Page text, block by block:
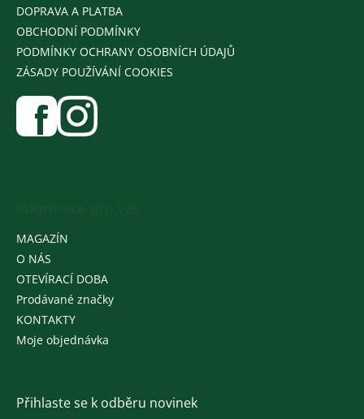
DOPRAVA A PLATBA
OBCHODNÍ PODMÍNKY
PODMÍNKY OCHRANY OSOBNÍCH ÚDAJŮ
ZÁSADY POUŽÍVÁNÍ COOKIES
MAGAZÍN
O NÁS
OTEVÍRACÍ DOBA
Prodávané značky
KONTAKTY
Moje objednávka
Přihlaste se k odběru novinek